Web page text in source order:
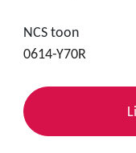
NCS toon
0614-Y70R